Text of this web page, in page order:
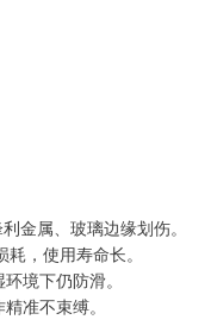
金属、玻璃边缘划伤。
，使用寿命长。
境下仍防滑。
准不束缚。